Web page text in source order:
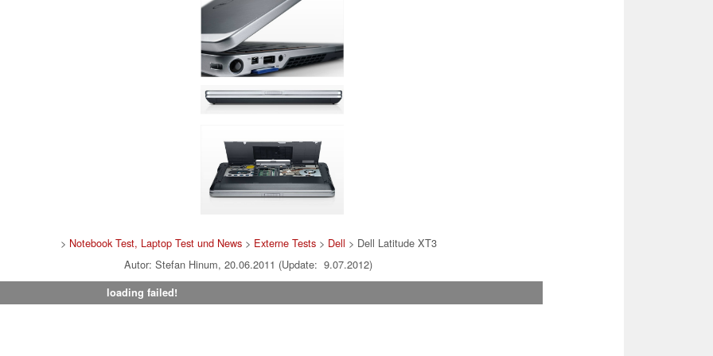
> Notebook Test, Laptop Test und News> Externe Tests> Dell > Dell Latitude XT3
Autor: Stefan Hinum, 20.06.2011 (Update: 9.07.2012)
loading failed!